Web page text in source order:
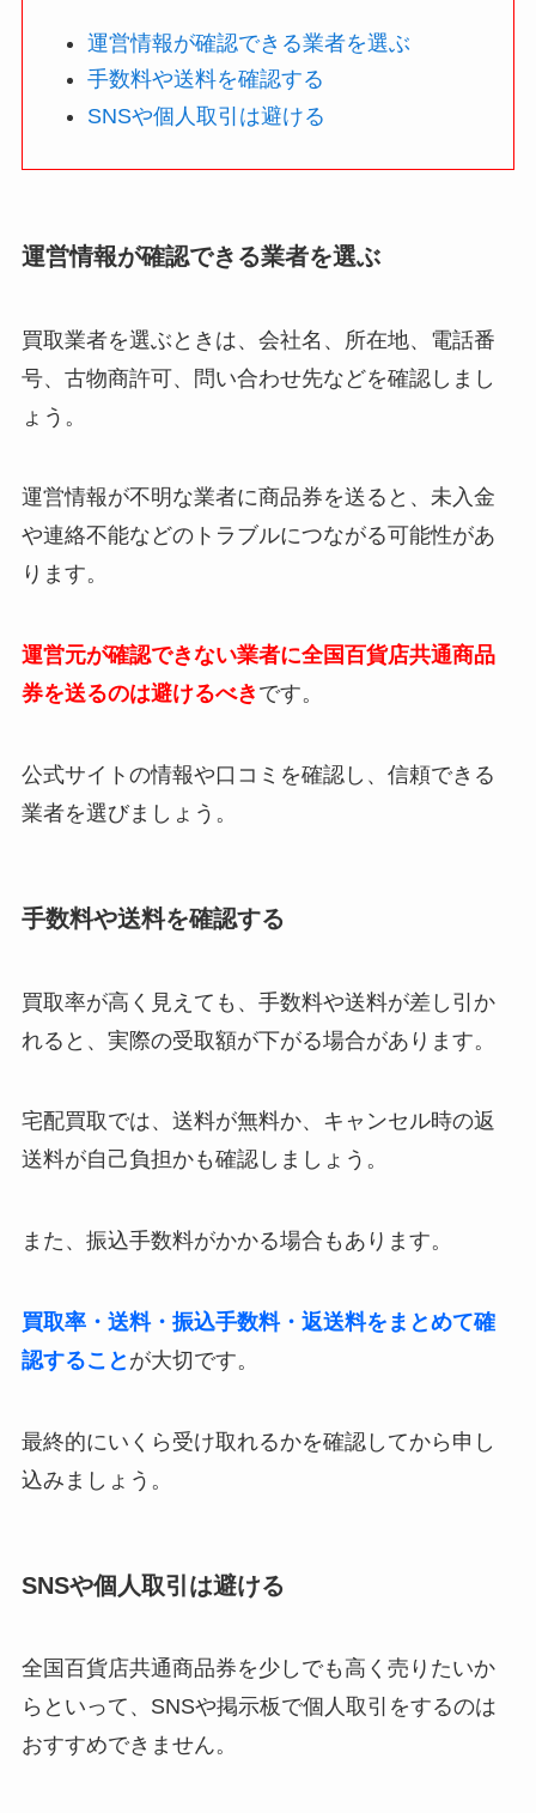
運営情報が確認できる業者を選ぶ
手数料や送料を確認する
SNSや個人取引は避ける
運営情報が確認できる業者を選ぶ
買取業者を選ぶときは、会社名、所在地、電話番
号、古物商許可、問い合わせ先などを確認しまし
ょう。
運営情報が不明な業者に商品券を送ると、未入金
や連絡不能などのトラブルにつながる可能性があ
ります。
運営元が確認できない業者に全国百貨店共通商品
券を送るのは避けるべき です。
公式サイトの情報や口コミを確認し、信頼できる
業者を選びましょう。
手数料や送料を確認する
買取率が高く見えても、手数料や送料が差し引か
れると、実際の受取額が下がる場合があります。
宅配買取では、送料が無料か、キャンセル時の返
送料が自己負担かも確認しましょう。
また、振込手数料がかかる場合もあります。
買取率・送料・振込手数料・返送料をまとめて確
認すること が大切です。
最終的にいくら受け取れるかを確認してから申し
込みましょう。
SNSや個人取引は避ける
全国百貨店共通商品券を少しでも高く売りたいか
らといって、SNSや掲示板で個人取引をするのは
おすすめできません。